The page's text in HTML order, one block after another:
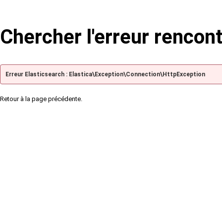
Chercher l'erreur
Erreur Elasticsearch : Elastica\Exception\Connection\HttpException
Retour à la page précédente.